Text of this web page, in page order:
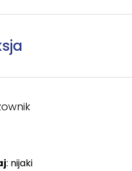
: nijaki